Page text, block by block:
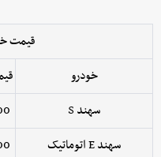
قیمت
خودرو
سهند S
سهند E اتوماتیک